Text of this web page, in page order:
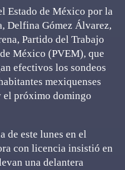
Estado de México por la
Delfina Gómez Álvarez,
Partido del Trabajo
México (PVEM), que
efectivos los sondeos
mexiquenses
el próximo domingo
de este lunes en el
con licencia insistió en
una delantera